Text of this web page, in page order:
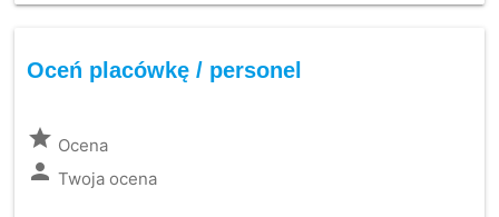
Oceń placówkę / personel
grade Ocena
person Twoja ocena